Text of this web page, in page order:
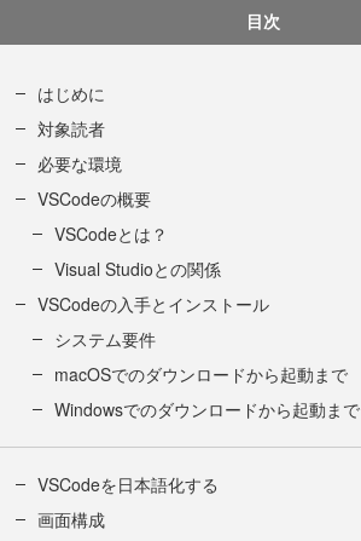
目次
はじめに
対象読者
必要な環境
VSCodeの概要
VSCodeとは？
Visual Studioとの関係
VSCodeの入手とインストール
システム要件
macOSでのダウンロードから起動まで
Windowsでのダウンロードから起動まで
VSCodeを日本語化する
画面構成